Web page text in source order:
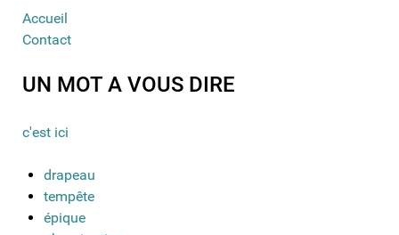
Accueil
Contact
UN MOT A VOUS DIRE
c'est ici
drapeau
tempête
épique